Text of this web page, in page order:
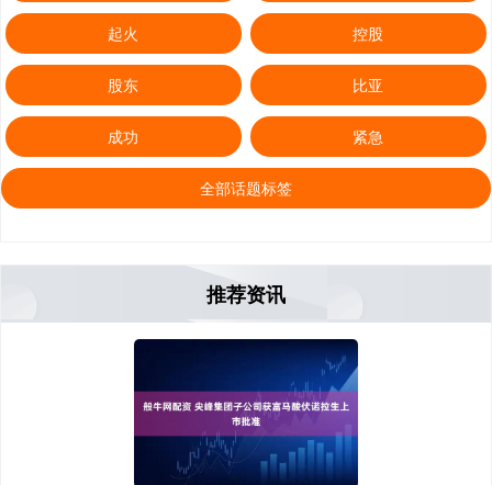
起火 控股
股东 比亚
成功 紧急
全部话题标签
推荐资讯